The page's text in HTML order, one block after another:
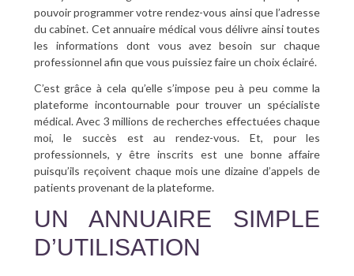
pouvoir programmer votre rendez-vous ainsi que l’adresse
du cabinet. Cet annuaire médical vous délivre ainsi toutes
les informations dont vous avez besoin sur chaque
professionnel afin que vous puissiez faire un choix éclairé.
C’est grâce à cela qu’elle s’impose peu à peu comme la
plateforme incontournable pour trouver un spécialiste
médical. Avec 3 millions de recherches effectuées chaque
moi, le succès est au rendez-vous. Et, pour les
professionnels, y être inscrits est une bonne affaire
puisqu’ils reçoivent chaque mois une dizaine d’appels de
patients provenant de la plateforme.
UN ANNUAIRE SIMPLE
D’UTILISATION